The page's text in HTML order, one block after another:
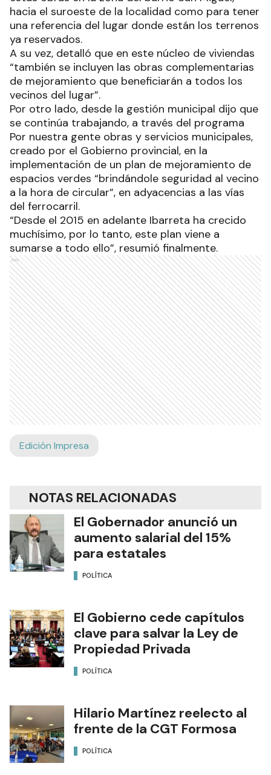
hacia el suroeste de la localidad como para tener
una referencia del lugar donde están los terrenos
ya reservados.
A su vez, detalló que en este núcleo de viviendas
“también se incluyen las obras complementarias
de mejoramiento que beneficiarán a todos los
vecinos del lugar”.
Por otro lado, desde la gestión municipal dijo que
se continúa trabajando, a través del programa
Por nuestra gente obras y servicios municipales,
creado por el Gobierno provincial, en la
implementación de un plan de mejoramiento de
espacios verdes “brindándole seguridad al vecino
a la hora de circular”, en adyacencias a las vías
del ferrocarril.
“Desde el 2015 en adelante Ibarreta ha crecido
muchísimo, por lo tanto, este plan viene a
sumarse a todo ello”, resumió finalmente.
Ads
Edición Impresa
NOTAS RELACIONADAS
El Gobernador anunció un
aumento salarial del 15%
para estatales
POLÍTICA
El Gobierno cede capítulos
clave para salvar la Ley de
Propiedad Privada
POLÍTICA
Hilario Martínez reelecto al
frente de la CGT Formosa
POLÍTICA